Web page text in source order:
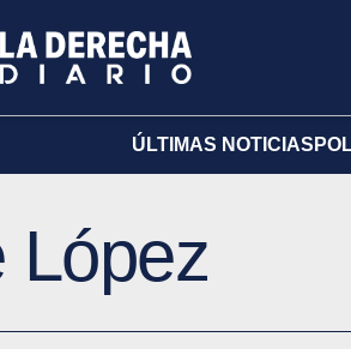
ÚLTIMAS NOTICIAS
López